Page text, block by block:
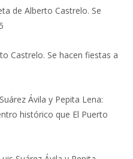
de Alberto Castrelo. Se
Castrelo. Se hacen fiestas a
Ávila y Pepita Lena:
histórico que El Puerto